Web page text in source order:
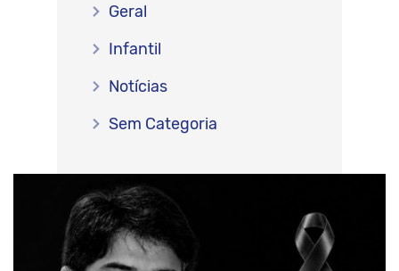
Geral
Infantil
Notícias
Sem Categoria